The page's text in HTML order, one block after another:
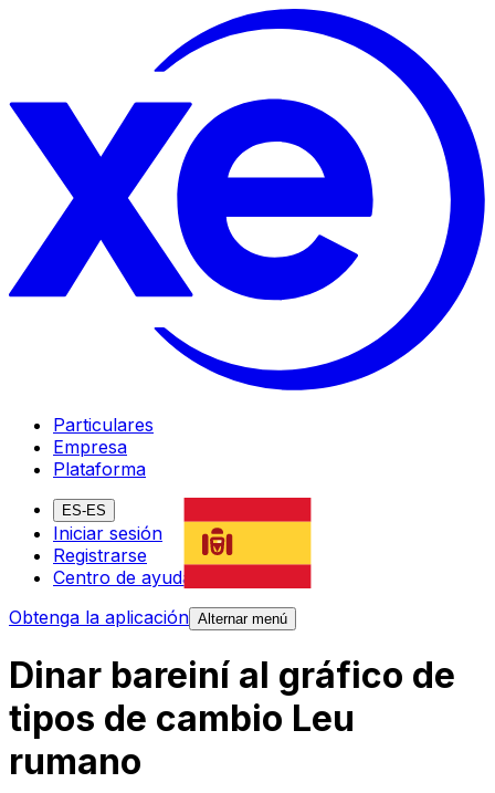
Particulares
Empresa
Plataforma
ES-ES
Iniciar sesión
Registrarse
Centro de ayuda
Obtenga la aplicación Alternar menú
Dinar bareiní al gráfico de
tipos de cambio Leu
rumano